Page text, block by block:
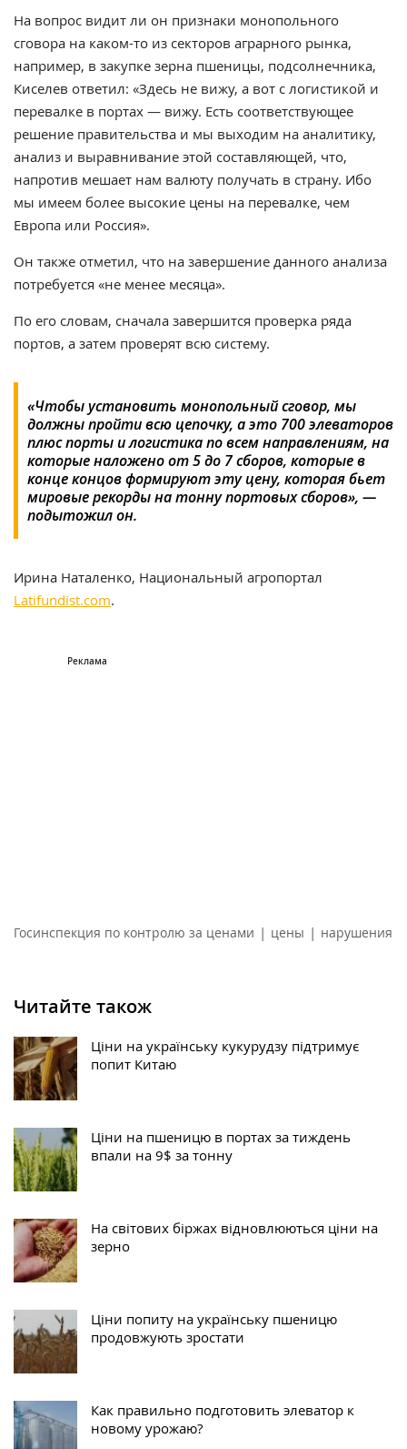
На вопрос видит ли он признаки монопольного
сговора на каком-то из секторов аграрного рынка,
например, в закупке зерна пшеницы, подсолнечника,
Киселев ответил: «Здесь не вижу, а вот с логистикой и
перевалке в портах — вижу. Есть соответствующее
решение правительства и мы выходим на аналитику,
анализ и выравнивание этой составляющей, что,
напротив мешает нам валюту получать в страну. Ибо
мы имеем более высокие цены на перевалке, чем
Европа или Россия».
Он также отметил, что на завершение данного анализа
потребуется «не менее месяца».
По его словам, сначала завершится проверка ряда
портов, а затем проверят всю систему.
«Чтобы установить монопольный сговор, мы
должны пройти всю цепочку, а это 700 элеваторов
плюс порты и логистика по всем направлениям, на
которые наложено от 5 до 7 сборов, которые в
конце концов формируют эту цену, которая бьет
мировые рекорды на тонну портовых сборов», —
подытожил он.
Ирина Наталенко, Национальный агропортал
Latifundist.com.
Госинспекция по контролю за ценами | цены | нарушения
Читайте також
Ціни на українську кукурудзу підтримує
попит Китаю
Ціни на пшеницю в портах за тиждень
впали на 9$ за тонну
На світових біржах відновлюються ціни на
зерно
Ціни попиту на українську пшеницю
продовжують зростати
Как правильно подготовить элеватор к
новому урожаю?